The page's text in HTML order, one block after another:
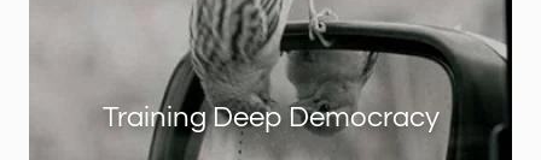
Training Deep Democracy